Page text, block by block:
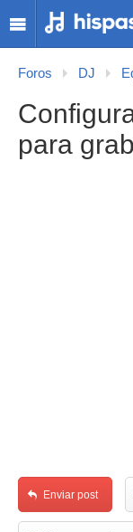
Foros DJ
para
Enviar post